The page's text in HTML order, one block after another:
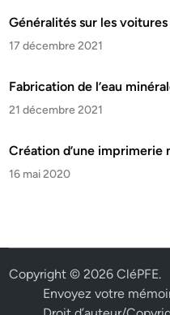
Généralités sur les
17 décembre 2021
Fabrication de l’eau
21 décembre 2021
Création d’une imprimerie
16 mai 2020
Copyright © 2026CléPFE.
Envoyez votre